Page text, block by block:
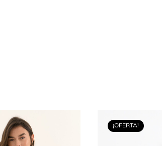
¡OFERTA!